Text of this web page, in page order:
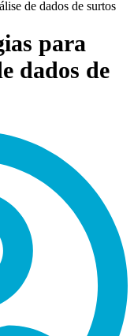
para
dados de